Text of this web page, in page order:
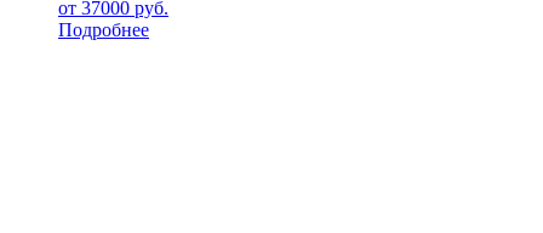
от 37000 руб.
Подробнее